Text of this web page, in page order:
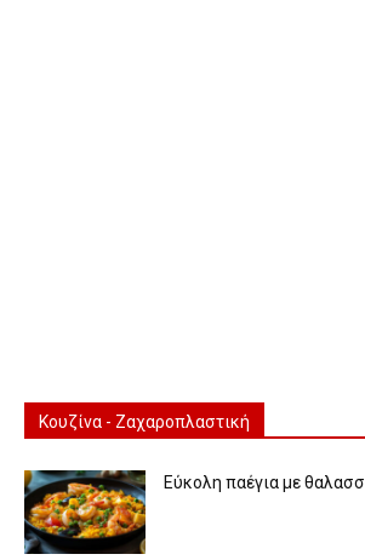
Κουζίνα - Ζαχαροπλαστική
Εύκολη παέγια με